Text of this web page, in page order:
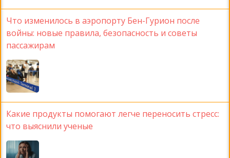
Что изменилось в аэропорту Бен-Гурион после
войны: новые правила, безопасность и советы
пассажирам
Какие продукты помогают легче переносить стресс:
что выяснили ученые